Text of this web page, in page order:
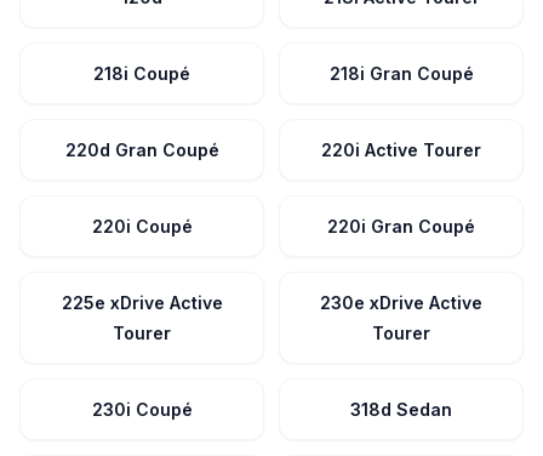
218i Coupé 218i Gran Coupé
220d Gran Coupé 220i Active Tourer
220i Coupé 220i Gran Coupé
225e xDrive Active
Tourer
230e xDrive Active
Tourer
230i Coupé 318d Sedan